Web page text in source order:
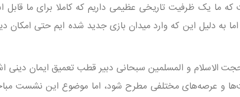
ما یک ظرفیت تاریخی عظیمی داریم که کاملا برای ما
به دلیل این که وارد میدان بازی جدید شده ایم حتی امکان
الاسلام و المسلمین سبحانی دبیر قطب تعمیق ایمان دینی
و عرصه‌های مختلفی مطرح شود، اما موضوع این نشست